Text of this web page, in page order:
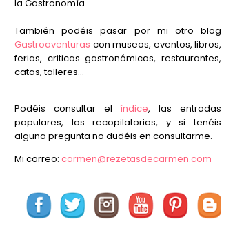
la Gastronomía.
También podéis pasar por mi otro blog
Gastroaventuras con museos, eventos, libros,
ferias, criticas gastronómicas, restaurantes,
catas, talleres...
Podéis consultar el índice, las entradas
populares, los recopilatorios, y si tenéis
alguna pregunta no dudéis en consultarme.
Mi correo: carmen@rezetasdecarmen.com